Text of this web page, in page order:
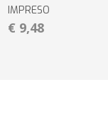
IMPRESO
€ 9,48